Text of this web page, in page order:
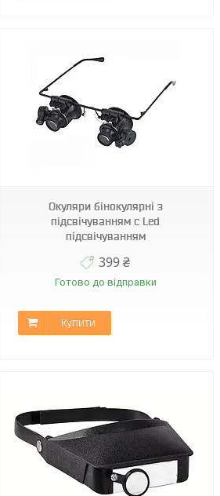
Окуляри бінокулярні з
підсвічуванням c Led
підсвічуванням
399 ₴
Готово до відправки
Купити